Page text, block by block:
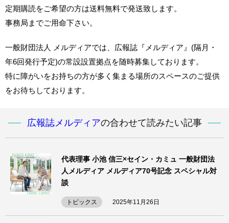
定期購読をご希望の方は送料無料で発送致します。
事務局までご用命下さい。
一般財団法人 メルディアでは、広報誌『メルディア』(隔月・
年6回発行予定)の常設設置拠点を随時募集しております。
特に障がいをお持ちの方が多く集まる場所のスペースのご提供
をお待ちしております。
広報誌メルディアの合わせて読みたい記事
代表理事 小池 信三×セイン・カミュ 一般財団法
人メルディア メルディア70号記念 スペシャル対
談
トピックス 2025年11月26日